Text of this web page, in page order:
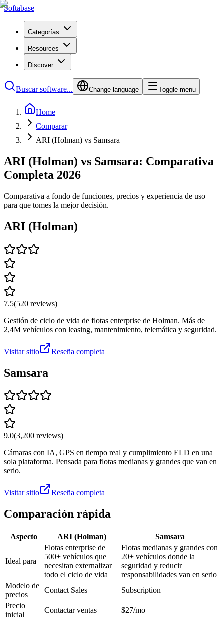
Softabase
Categorías
Resources
Discover
Buscar software... Change language Toggle menu
Home
Comparar
ARI (Holman) vs Samsara
ARI (Holman) vs Samsara: Comparativa
Completa 2026
Comparativa a fondo de funciones, precios y experiencia de uso
para que tomes la mejor decisión.
ARI (Holman)
7.5(520 reviews)
Gestión de ciclo de vida de flotas enterprise de Holman. Más de
2,4M vehículos con leasing, mantenimiento, telemática y seguridad.
Visitar sitio Reseña completa
Samsara
9.0(3,200 reviews)
Cámaras con IA, GPS en tiempo real y cumplimiento ELD en una
sola plataforma. Pensada para flotas medianas y grandes que van en
serio.
Visitar sitio Reseña completa
Comparación rápida
Aspecto ARI (Holman) Samsara
Ideal para
Flotas enterprise de
500+ vehículos que
necesitan externalizar
todo el ciclo de vida
Flotas medianas y grandes con
20+ vehículos donde la
seguridad y reducir
responsabilidades van en serio
Modelo de
precios
Contact Sales
Subscription
Precio
inicial
Contactar ventas
$27/mo